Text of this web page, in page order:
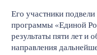
Его участники
программы «Единой
результаты пяти лет и
направления